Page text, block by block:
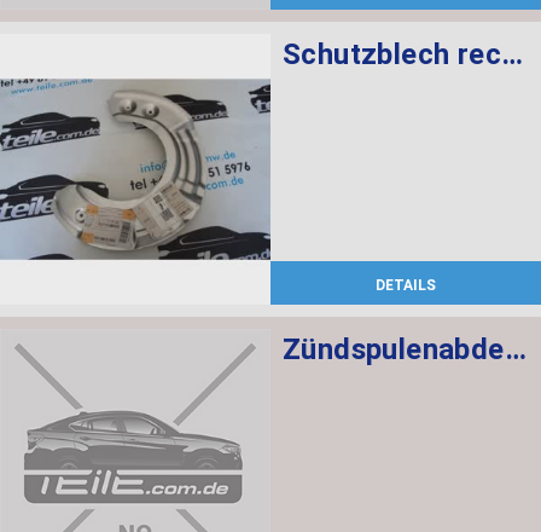
Schutzblech rechts
DETAILS
Zündspulenabdeckung